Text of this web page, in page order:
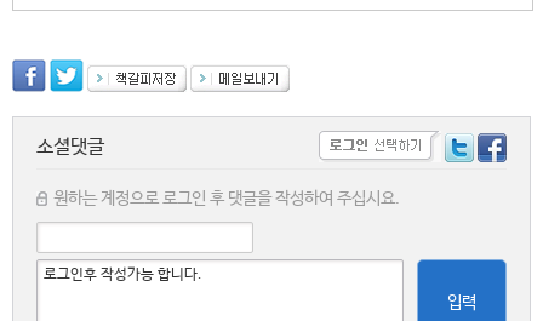
소셜댓글
원하는 계정으로 로그인 후 댓글을 작성하여 주십시요.
입력